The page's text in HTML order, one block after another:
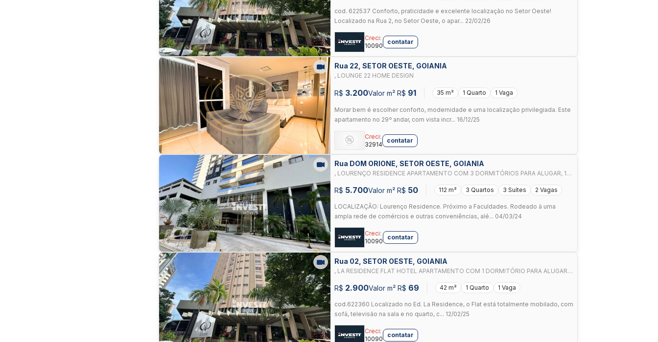
cod. 622537 Conforto, praticidade e excelente localização no Setor Oeste!
Localizado na Rua 2, no Setor Oeste, o apar... 22/02/26
Creci:
10090
contatar
Rua 22, SETOR OESTE, GOIANIA
, LOUNGE 22 HOME DESIGN
R$ 3.200Valor m² R$ 91 35 m² 1 Quarto 1 Vaga
Morar bem é escolher conforto, modernidade e uma localização privilegiada. Este
apartamento no 29º andar, com vista incr... 16/12/25
Creci:
32914
contatar
Rua DOM ORIONE, SETOR OESTE, GOIANIA
, LOURENÇO RESIDENCE APARTAMENTO COM 3 DORMITÓRIOS PARA ALUGAR, 112
R$ 5.700Valor m² R$ 50 112 m² 3 Quartos 3 Suítes 2 Vagas
LOCALIZAÇÃO: Lourenço Residence. Próximo a Faculdades. Rodeado à uma
ampla rede de comércios e outras conveniências, alé... 04/03/24
Creci:
10090
contatar
Rua 02, SETOR OESTE, GOIANIA
, LA RESIDENCE FLAT HOTEL APARTAMENTO COM 1 DORMITÓRIO PARA ALUGAR,
R$ 2.900Valor m² R$ 69 42 m² 1 Quarto 1 Vaga
cod.622360 Localizado no Ed. La Residence, o Flat está totalmente mobilado, com
sofá, televisão na sala e no quarto, c... 12/02/25
Creci:
10090
contatar